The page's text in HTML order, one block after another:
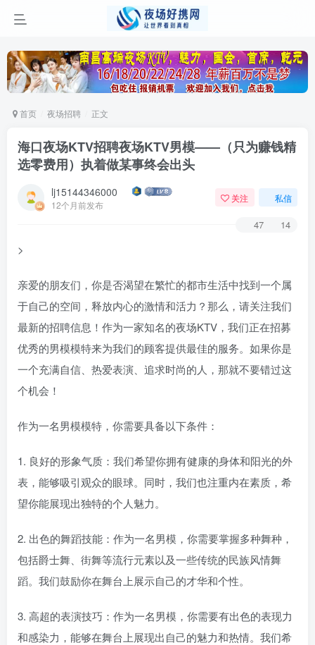
首页 夜场招聘 正文
海口夜场KTV招聘夜场KTV男模——（只为赚钱精
选零费用）执着做某事终会出头
lj15144346000
12个月前发布
关注 私信
47 14
>
亲爱的朋友们，你是否渴望在繁忙的都市生活中找到一个属
于自己的空间，释放内心的激情和活力？那么，请关注我们
最新的招聘信息！作为一家知名的夜场KTV，我们正在招募
优秀的男模模特来为我们的顾客提供最佳的服务。如果你是
一个充满自信、热爱表演、追求时尚的人，那就不要错过这
个机会！
作为一名男模模特，你需要具备以下条件：
1. 良好的形象气质：我们希望你拥有健康的身体和阳光的外
表，能够吸引观众的眼球。同时，我们也注重内在素质，希
望你能展现出独特的个人魅力。
2. 出色的舞蹈技能：作为一名男模，你需要掌握多种舞种，
包括爵士舞、街舞等流行元素以及一些传统的民族风情舞
蹈。我们鼓励你在舞台上展示自己的才华和个性。
3. 高超的表演技巧：作为一名男模，你需要有出色的表现力
和感染力，能够在舞台上展现出自己的魅力和热情。我们希